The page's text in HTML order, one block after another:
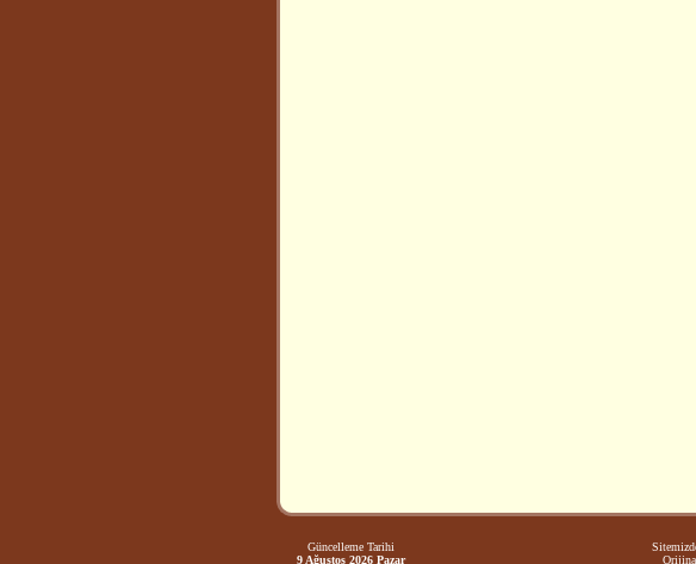
Güncelleme Tarihi
9 Ağustos 2026 Pazar